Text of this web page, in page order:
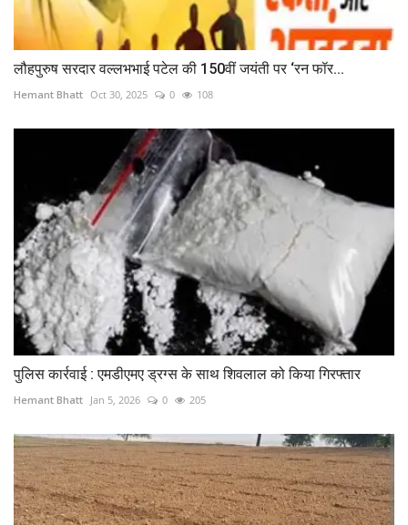
लौहपुरुष सरदार वल्लभभाई पटेल की 150वीं जयंती पर ‘रन फॉर...
Hemant Bhatt Oct 30, 2025 0 108
पुलिस कार्रवाई : एमडीएमए ड्रग्स के साथ शिवलाल को किया गिरफ्तार
Hemant Bhatt Jan 5, 2026 0 205